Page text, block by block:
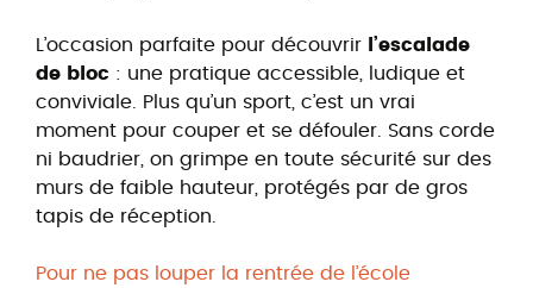
L’occasion parfaite pour découvrir
l’escalade
de bloc : une pratique accessible, ludique et
conviviale. Plus qu’un sport, c’est un vrai
moment pour couper et se défouler. Sans corde
ni baudrier, on grimpe en toute sécurité sur des
murs de faible hauteur, protégés par de gros
tapis de réception.
Pour ne pas louper la rentrée de l’école